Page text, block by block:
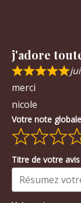
j'adore
merci
nicole
Votre note globale
Titre de votre avis